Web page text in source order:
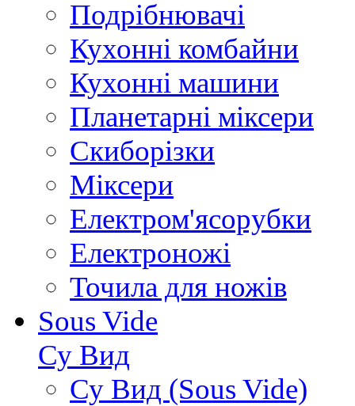
Подрібнювачі
Кухонні комбайни
Кухонні машини
Планетарні міксери
Скиборізки
Міксери
Електром'ясорубки
Електроножі
Точила для ножів
Sous Vide
Су Вид
Су Вид (Sous Vide)